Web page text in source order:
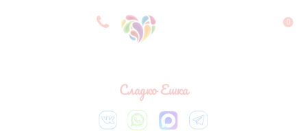
8 927 083 33 05 0
Сладко Ешка